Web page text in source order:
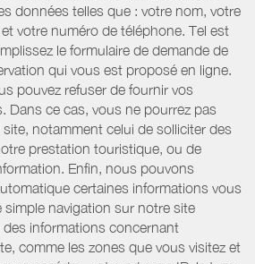
données telles que : votre nom, votre
votre numéro de téléphone. Tel est
le formulaire de demande de
qui vous est proposé en ligne.
pouvez refuser de fournir vos
Dans ce cas, vous ne pourrez pas
notamment celui de solliciter des
prestation touristique, ou de
Enfin, nous pouvons
certaines informations vous
simple navigation sur notre site
informations concernant
comme les zones que vous visitez et